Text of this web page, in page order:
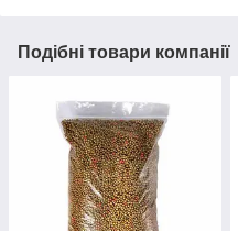
Подібні товари компанії